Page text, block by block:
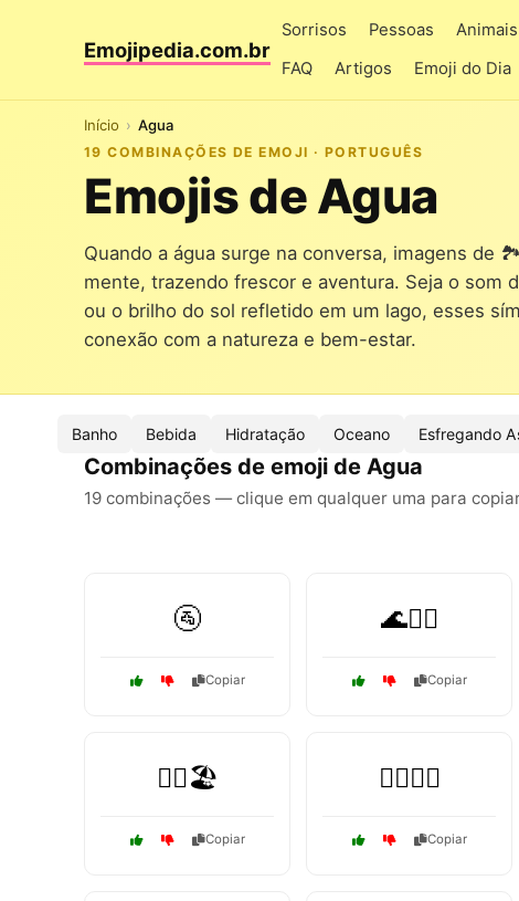
Emojipedia.com.br
Sorrisos Pessoas Animais
FAQ
Artigos Emoji do Dia
Início Agua
19 COMBINAÇÕES DE EMOJI · PORTUGUÊS
Emojis de Agua
Quando a água surge na conversa, imagens de
mente, trazendo frescor e aventura. Seja o som
ou o brilho do sol refletido em um lago, esses
conexão com a natureza e bem-estar.
Banho Bebida Hidratação Oceano Esfregando
Combinações de emoji de Agua
19 combinações — clique em qualquer uma para
🚰
Copiar
🌊🏄‍♀️
Copiar
🏊‍♂️🏖️
Copiar
🏊‍♂️💦🌞
Copiar